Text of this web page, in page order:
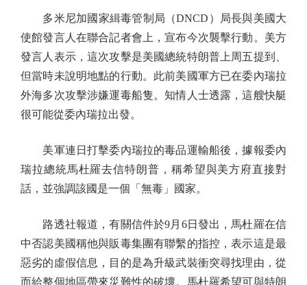
多米尼加國家緝毒管制局（DNCD）局長與美國大
使館發言人在聯合記者會上，宣布今次襲擊行動。美方
發言人表示，這次攻擊是美國總統特朗普上周五提到、
但當時未說明地點的行動。此前美國軍方已在委內瑞拉
外海多次攻擊涉嫌運毒船隻。知情人士透露，這艘快艇
很可能從委內瑞拉出發。
美軍連日打擊委內瑞拉的毒品運輸船後，據報委內
瑞拉總統馬杜羅去信特朗普，稱希望與美方府直接對
話，並強調該國是一個「無毒」國家。
路透社報道，有關信件於9月6日發出，馬杜羅在信
中否認美國稱他與販毒集團有聯繫的指控，表示這是最
惡劣的虛假信息，目的是為升級武裝衝突尋找理由，從
而給整個地區帶來災難性的破壞。馬杜羅希望可與特朗